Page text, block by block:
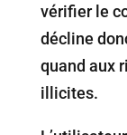
vérifier le
décline
quand aux
illicites.